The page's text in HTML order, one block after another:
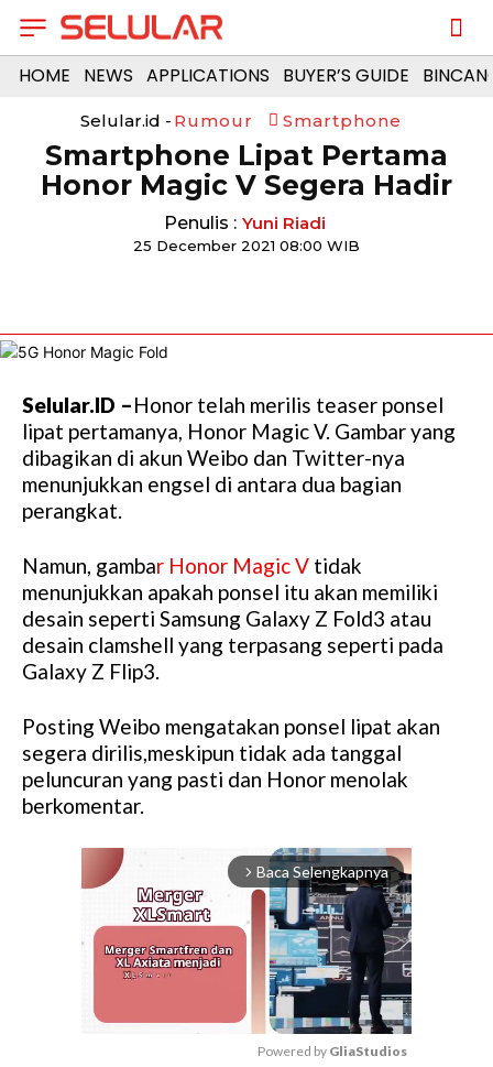
HOME NEWS APPLICATIONS BUYER’S GUIDE
Selular.id - Rumour Smartphone
Smartphone Lipat Pertama
Honor Magic V Segera Hadir
Penulis : Yuni Riadi
25 December 2021 08:00 WIB
Selular.ID –Honor telah merilis teaser ponsel
lipat pertamanya, Honor Magic V. Gambar yang
dibagikan di akun Weibo dan Twitter-nya
menunjukkan engsel di antara dua bagian
perangkat.
Namun, gambar Honor Magic V tidak
menunjukkan apakah ponsel itu akan memiliki
desain seperti Samsung Galaxy Z Fold3 atau
desain clamshell yang terpasang seperti pada
Galaxy Z Flip3.
Posting Weibo mengatakan ponsel lipat akan
segera dirilis,meskipun tidak ada tanggal
peluncuran yang pasti dan Honor menolak
berkomentar.
arrow_forward_ios Baca Selengkapnya
Powered by GliaStudios